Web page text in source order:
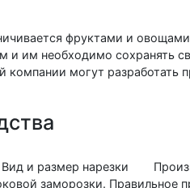
фруктами и
и им необходимо сохранять
могут разработать
Вид и размер нарезки
заморозки. Правильное